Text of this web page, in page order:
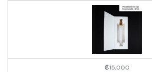
₡15,000